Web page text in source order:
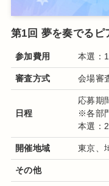
第1回 夢を奏でるピ
参加費用 本選：
審査方式 会場審
日程
応募期
※各部
本選：
開催地域 東京、
その他